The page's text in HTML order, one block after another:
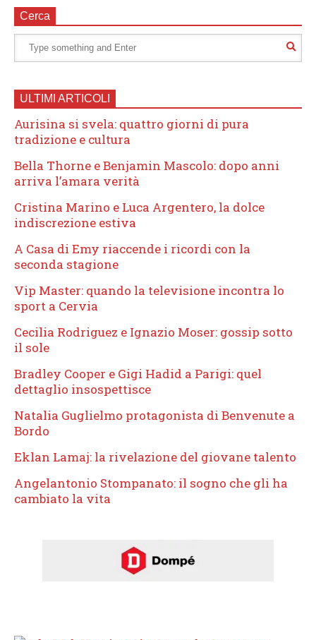
Cerca
ULTIMI ARTICOLI
Aurisina si svela: quattro giorni di pura
tradizione e cultura
Bella Thorne e Benjamin Mascolo: dopo anni
arriva l’amara verità
Cristina Marino e Luca Argentero, la dolce
indiscrezione estiva
A Casa di Emy riaccende i ricordi con la
seconda stagione
Vip Master: quando la televisione incontra lo
sport a Cervia
Cecilia Rodriguez e Ignazio Moser: gossip sotto
il sole
Bradley Cooper e Gigi Hadid a Parigi: quel
dettaglio insospettisce
Natalia Guglielmo protagonista di Benvenute a
Bordo
Eklan Lamaj: la rivelazione del giovane talento
Angelantonio Stompanato: il sogno che gli ha
cambiato la vita